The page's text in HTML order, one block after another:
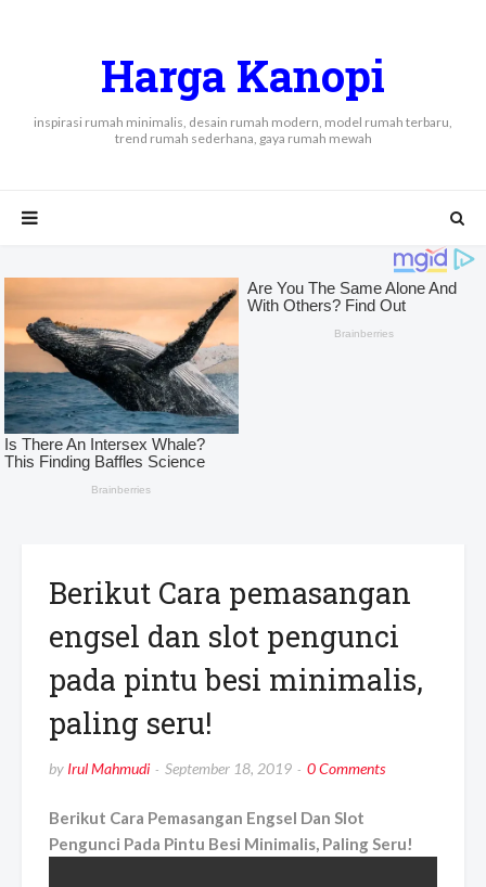
Harga Kanopi
inspirasi rumah minimalis, desain rumah modern, model rumah terbaru,
trend rumah sederhana, gaya rumah mewah
Berikut Cara pemasangan
engsel dan slot pengunci
pada pintu besi minimalis,
paling seru!
by Irul Mahmudi September 18, 2019 0 Comments
Berikut Cara Pemasangan Engsel Dan Slot
Pengunci Pada Pintu Besi Minimalis, Paling Seru!